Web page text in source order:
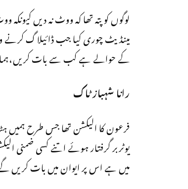
لوگوں کو پتہ تھا کہ ووٹ نہ دیں
مینڈیٹ چوری کیا جب ڈائیلاگ کرنے
کے حوالے ہے کب سے بات
رانا شہباز ٹاک
فرعون کا الیکشن تھا جس طرح ہمیں
یوٹربر گرفتار ہوئے اتنے کسی ضمنی
میں ہے اس پر ایوان میں بات کریں